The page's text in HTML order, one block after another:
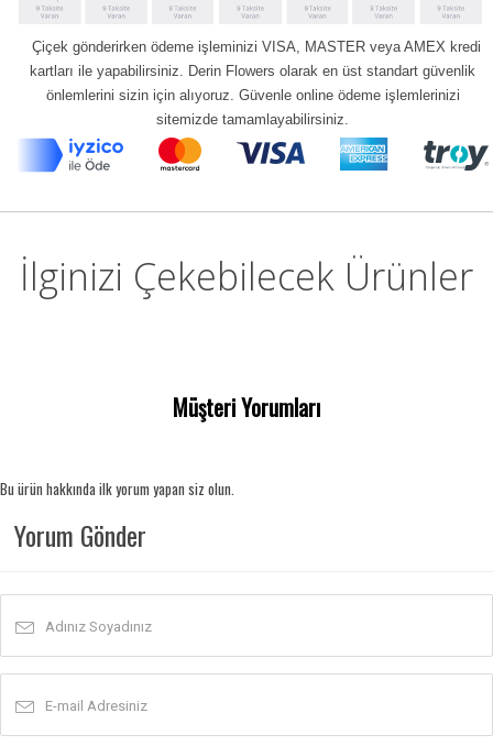
Çiçek gönderirken ödeme işleminizi VISA, MASTER veya AMEX kredi
kartları ile yapabilirsiniz. Derin Flowers olarak en üst standart güvenlik
önlemlerini sizin için alıyoruz. Güvenle online ödeme işlemlerinizi
sitemizde tamamlayabilirsiniz.
İlginizi Çekebilecek Ürünler
Müşteri Yorumları
Bu ürün hakkında ilk yorum yapan siz olun.
Yorum Gönder